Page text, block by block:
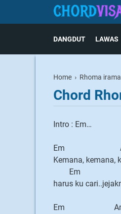
DANGDUT LAWAS
Home › Rhoma irama
Chord
Intro : Em…
Em
Kemana, kemana,
Em
harus ku
Em